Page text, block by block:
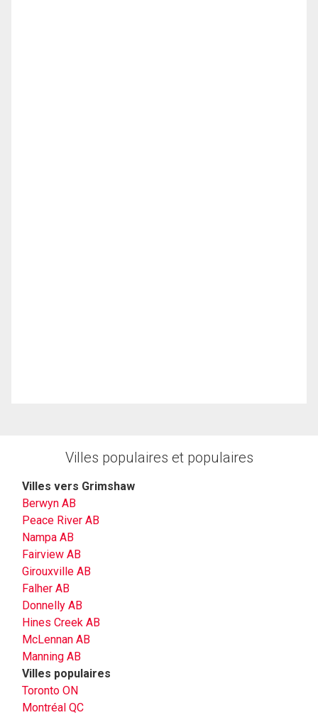
Villes populaires et populaires
Villes vers Grimshaw
Berwyn AB
Peace River AB
Nampa AB
Fairview AB
Girouxville AB
Falher AB
Donnelly AB
Hines Creek AB
McLennan AB
Manning AB
Villes populaires
Toronto ON
Montréal QC